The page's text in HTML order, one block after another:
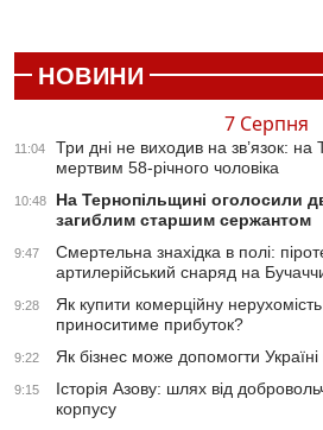
НОВИНИ
7 Серпня
11:04
Три дні не виходив на зв’язок:
мертвим 58-річного чоловіка
10:48
На Тернопільщині оголосили
загиблим старшим сержантом
9:47
Смертельна знахідка в полі:
артилерійський снаряд на
9:28
Як купити комерційну
приноситиме прибуток?
9:22 Як бізнес може допомогти
9:15
Історія Азову: шлях від
корпусу